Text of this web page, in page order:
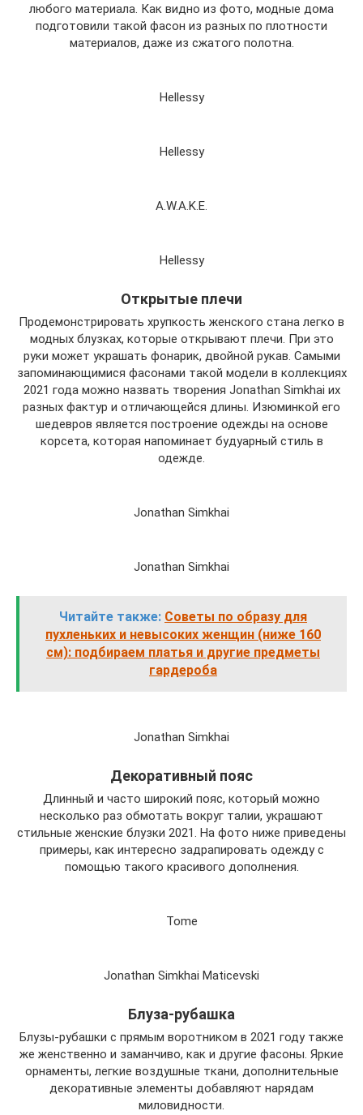
любого материала. Как видно из фото, модные дома
подготовили такой фасон из разных по плотности
материалов, даже из сжатого полотна.
Hellessy
Hellessy
A.W.A.K.E.
Hellessy
Открытые плечи
Продемонстрировать хрупкость женского стана легко в
модных блузках, которые открывают плечи. При это
руки может украшать фонарик, двойной рукав. Самыми
запоминающимися фасонами такой модели в коллекциях
2021 года можно назвать творения Jonathan Simkhai их
разных фактур и отличающейся длины. Изюминкой его
шедевров является построение одежды на основе
корсета, которая напоминает будуарный стиль в
одежде.
Jonathan Simkhai
Jonathan Simkhai
Читайте также: Советы по образу для
пухленьких и невысоких женщин (ниже 160
см): подбираем платья и другие предметы
гардероба
Jonathan Simkhai
Декоративный пояс
Длинный и часто широкий пояс, который можно
несколько раз обмотать вокруг талии, украшают
стильные женские блузки 2021. На фото ниже приведены
примеры, как интересно задрапировать одежду с
помощью такого красивого дополнения.
Tome
Jonathan Simkhai Maticevski
Блуза-рубашка
Блузы-рубашки с прямым воротником в 2021 году также
же женственно и заманчиво, как и другие фасоны. Яркие
орнаменты, легкие воздушные ткани, дополнительные
декоративные элементы добавляют нарядам
миловидности.